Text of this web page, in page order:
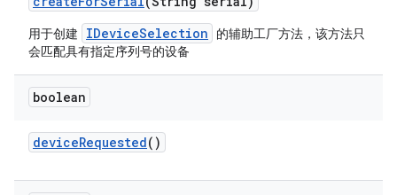
用于创建 IDeviceSelection
的辅助工厂方法，该方法只
会匹配具有指定序列号的设备
boolean
deviceRequested()